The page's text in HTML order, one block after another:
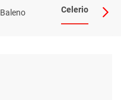
Baleno Celerio